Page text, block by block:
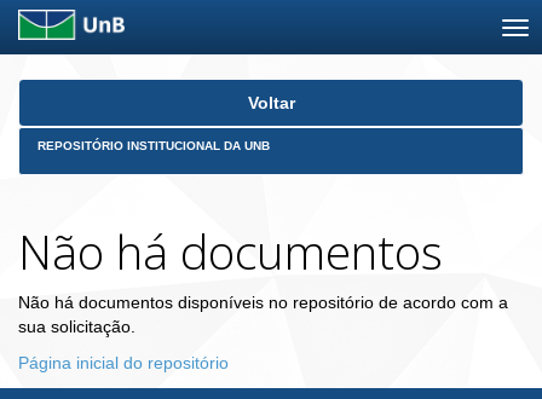
Skip
Voltar
REPOSITÓRIO INSTITUCIONAL DA UNB
Não há documentos
Não há documentos disponíveis no repositório de acordo com a
sua solicitação.
Página inicial do repositório